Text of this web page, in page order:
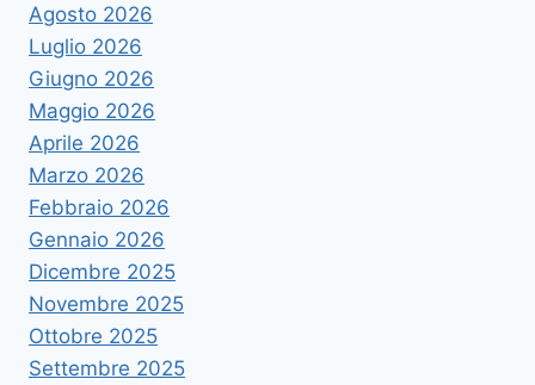
Agosto 2026
Luglio 2026
Giugno 2026
Maggio 2026
Aprile 2026
Marzo 2026
Febbraio 2026
Gennaio 2026
Dicembre 2025
Novembre 2025
Ottobre 2025
Settembre 2025